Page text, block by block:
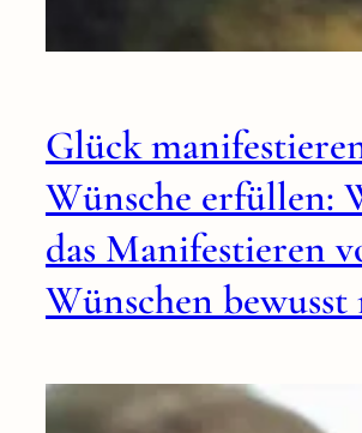
Glück
Wünsche erfüllen:
das Manifestieren
Wünschen